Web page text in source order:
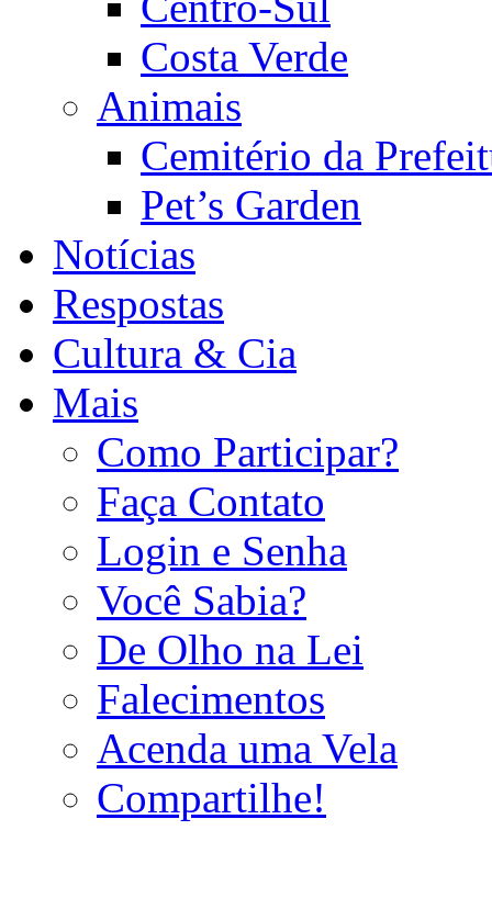
Costa Verde
Animais
Cemitério da
Pet’s Garden
Notícias
Respostas
Cultura & Cia
Mais
Como Participar?
Faça Contato
Login e Senha
Você Sabia?
De Olho na Lei
Falecimentos
Acenda uma Vela
Compartilhe!